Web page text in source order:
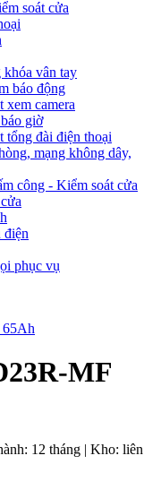
soát cửa
khóa vân tay
báo động
xem camera
giờ
tổng đài điện thoại
mạng không dây,
công - Kiểm soát cửa
điện
phục vụ
MF
12 tháng | Kho: liên